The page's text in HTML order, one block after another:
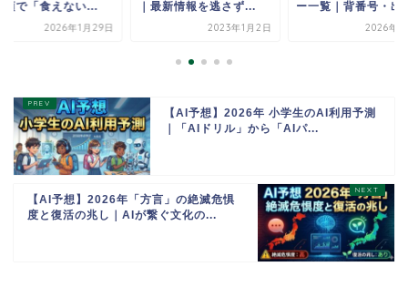
頭で「食えない...
2026年1月29日
｜最新情報を逃さず...
2023年1月2日
ー一覧｜背番号・出
2026年8
【AI予想】2026年 小学生のAI利用予測
｜「AIドリル」から「AIパ...
【AI予想】2026年「方言」の絶滅危惧
度と復活の兆し｜AIが繋ぐ文化の...